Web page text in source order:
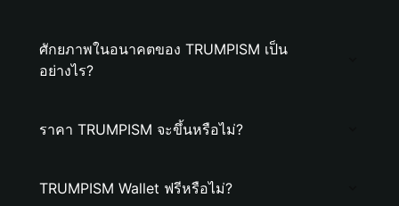
ศักยภาพในอนาคตของ TRUMPISM เป็น
อย่างไร?
ราคา TRUMPISM จะขึ้นหรือไม่?
TRUMPISM Wallet ฟรีหรือไม่?